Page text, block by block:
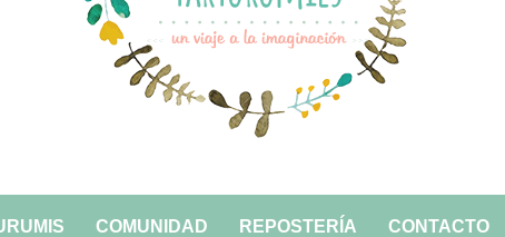
COMUNIDAD REPOSTERÍA CONTACTO